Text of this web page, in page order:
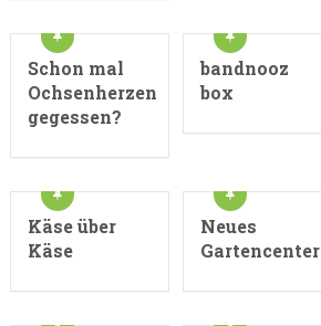
Schon mal
Ochsenherzen
gegessen?
bandnooz
box
Käse über
Käse
Neues
Gartencenter